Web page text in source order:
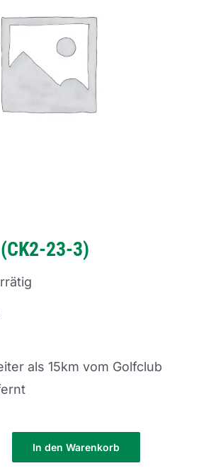
23-3)
als 15km vom Golfclub
In den Warenkorb